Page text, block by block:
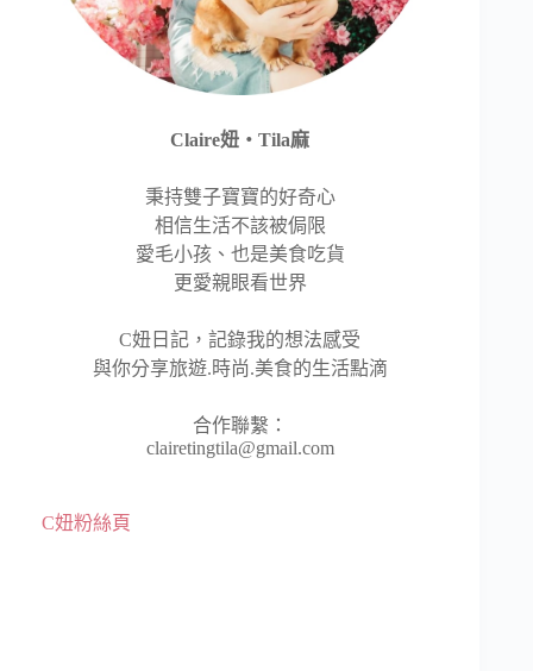
Claire妞‧Tila麻
秉持雙子寶寶的好奇心
相信生活不該被侷限
愛毛小孩、也是美食吃貨
更愛親眼看世界
C妞日記，記錄我的想法感受
與你分享旅遊.時尚.美食的生活點滴
合作聯繫：
clairetingtila@gmail.com
C妞粉絲頁